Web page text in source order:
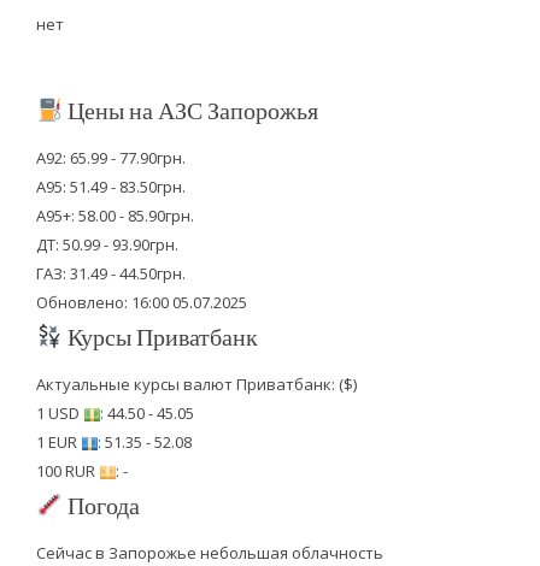
нет
Цены на АЗС Запорожья
А92: 65.99 - 77.90грн.
А95: 51.49 - 83.50грн.
А95+: 58.00 - 85.90грн.
ДТ: 50.99 - 93.90грн.
ГАЗ: 31.49 - 44.50грн.
Обновлено: 16:00 05.07.2025
Курсы Приватбанк
Актуальные курсы валют Приватбанк: ($)
1 USD
: 44.50 - 45.05
1 EUR
: 51.35 - 52.08
100 RUR
: -
Погода
Сейчас в Запорожье небольшая облачность